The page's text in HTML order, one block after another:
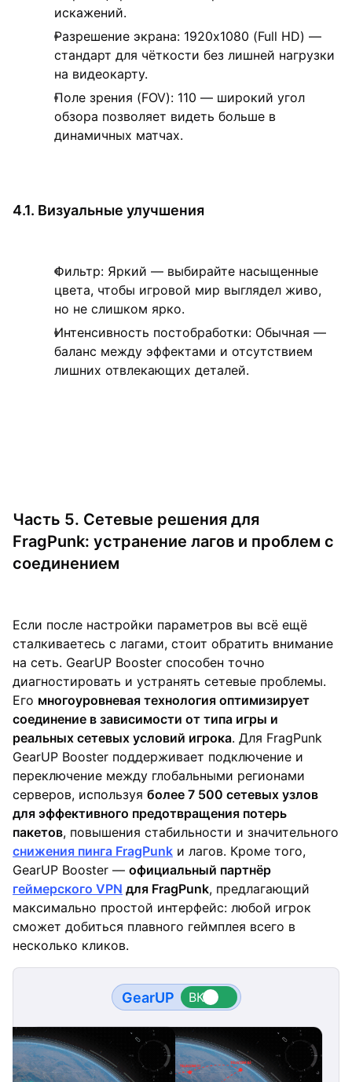
искажений.
Разрешение экрана: 1920x1080 (Full HD) —
стандарт для чёткости без лишней нагрузки
на видеокарту.
Поле зрения (FOV): 110 — широкий угол
обзора позволяет видеть больше в
динамичных матчах.
4.1. Визуальные улучшения
Фильтр: Яркий — выбирайте насыщенные
цвета, чтобы игровой мир выглядел живо,
но не слишком ярко.
Интенсивность постобработки: Обычная —
баланс между эффектами и отсутствием
лишних отвлекающих деталей.
Часть 5. Сетевые решения для
FragPunk: устранение лагов и проблем с
соединением
Если после настройки параметров вы всё ещё
сталкиваетесь с лагами, стоит обратить внимание
на сеть. GearUP Booster способен точно
диагностировать и устранять сетевые проблемы.
Его многоуровневая технология оптимизирует
соединение в зависимости от типа игры и
реальных сетевых условий игрока. Для FragPunk
GearUP Booster поддерживает подключение и
переключение между глобальными регионами
серверов, используя более 7 500 сетевых узлов
для эффективного предотвращения потерь
пакетов, повышения стабильности и значительного
снижения пинга FragPunk и лагов. Кроме того,
GearUP Booster — официальный партнёр
геймерского VPN для FragPunk, предлагающий
максимально простой интерфейс: любой игрок
сможет добиться плавного геймплея всего в
несколько кликов.
GearUP